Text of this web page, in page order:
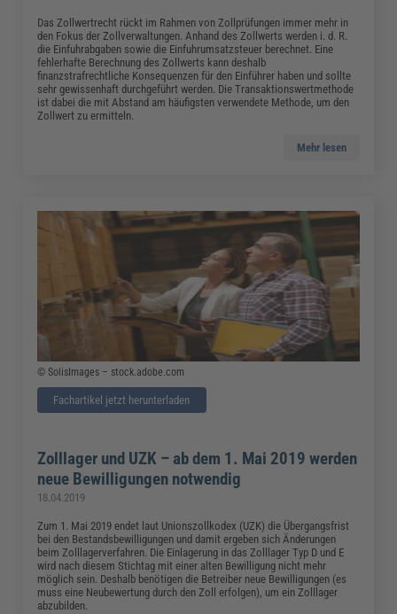
Das Zollwertrecht rückt im Rahmen von Zollprüfungen immer mehr in
den Fokus der Zollverwaltungen. Anhand des Zollwerts werden i. d. R.
die Einfuhrabgaben sowie die Einfuhrumsatzsteuer berechnet. Eine
fehlerhafte Berechnung des Zollwerts kann deshalb
finanzstrafrechtliche Konsequenzen für den Einführer haben und sollte
sehr gewissenhaft durchgeführt werden. Die Transaktionswertmethode
ist dabei die mit Abstand am häufigsten verwendete Methode, um den
Zollwert zu ermitteln.
Mehr lesen
© SolisImages – stock.adobe.com
Fachartikel jetzt herunterladen
Zolllager und UZK – ab dem 1. Mai 2019 werden
neue Bewilligungen notwendig
18.04.2019
Zum 1. Mai 2019 endet laut Unionszollkodex (UZK) die Übergangsfrist
bei den Bestandsbewilligungen und damit ergeben sich Änderungen
beim Zolllagerverfahren. Die Einlagerung in das Zolllager Typ D und E
wird nach diesem Stichtag mit einer alten Bewilligung nicht mehr
möglich sein. Deshalb benötigen die Betreiber neue Bewilligungen (es
muss eine Neubewertung durch den Zoll erfolgen), um ein Zolllager
abzubilden.